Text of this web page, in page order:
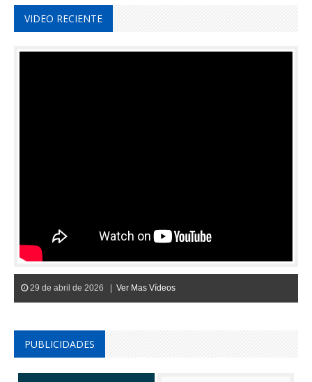
VIDEO RECIENTE
29 de abril de 2026 | Ver Mas Vídeos
PUBLICIDADES